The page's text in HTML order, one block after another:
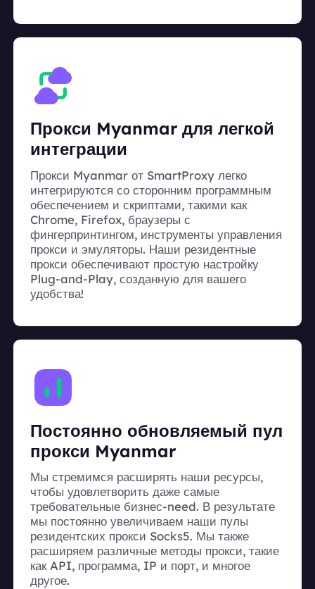
Прокси Myanmar для легкой
интеграции
Прокси Myanmar от SmartProxy легко
интегрируются со сторонним программным
обеспечением и скриптами, такими как
Chrome, Firefox, браузеры с
фингерпринтингом, инструменты управления
прокси и эмуляторы. Наши резидентные
прокси обеспечивают простую настройку
Plug-and-Play, созданную для вашего
удобства!
Постоянно обновляемый пул
прокси Myanmar
Мы стремимся расширять наши ресурсы,
чтобы удовлетворить даже самые
требовательные бизнес-need. В результате
мы постоянно увеличиваем наши пулы
резидентских прокси Socks5. Мы также
расширяем различные методы прокси, такие
как API, программа, IP и порт, и многое
другое.